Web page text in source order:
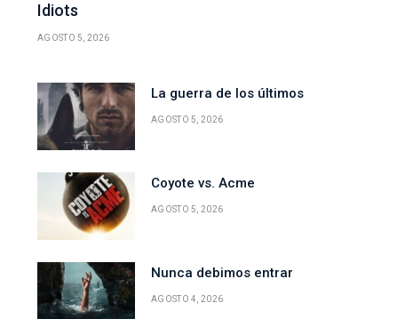
Idiots
AGOSTO 5, 2026
La guerra de los últimos
AGOSTO 5, 2026
Coyote vs. Acme
AGOSTO 5, 2026
Nunca debimos entrar
AGOSTO 4, 2026